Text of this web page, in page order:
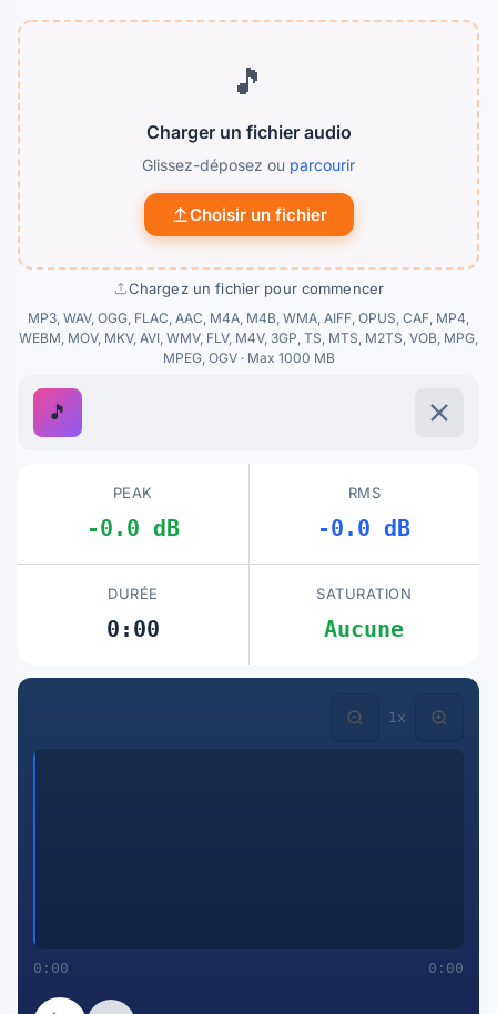
🎵
Charger un fichier audio
Glissez-déposez ou parcourir
Choisir un fichier
Chargez un fichier pour commencer
MP3, WAV, OGG, FLAC, AAC, M4A, M4B, WMA, AIFF, OPUS, CAF, MP4,
WEBM, MOV, MKV, AVI, WMV, FLV, M4V, 3GP, TS, MTS, M2TS, VOB, MPG,
MPEG, OGV · Max 1000 MB
🎵
PEAK
-0.0 dB
RMS
-0.0 dB
DURÉE
0:00
SATURATION
Aucune
1x
0:00 0:00